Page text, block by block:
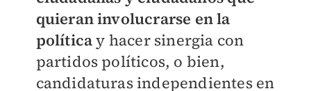
quieran involucrarse en la
políticay hacer sinergia con
partidos políticos, o bien,
candidaturas independientes en